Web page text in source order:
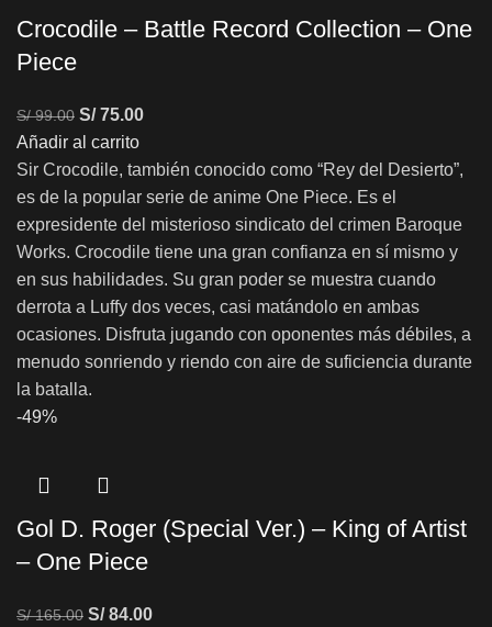
Crocodile – Battle Record Collection – One
Piece
S/99.00 S/75.00
Añadir al carrito
Sir Crocodile, también conocido como “Rey del Desierto”,
es de la popular serie de anime One Piece. Es el
expresidente del misterioso sindicato del crimen Baroque
Works. Crocodile tiene una gran confianza en sí mismo y
en sus habilidades. Su gran poder se muestra cuando
derrota a Luffy dos veces, casi matándolo en ambas
ocasiones. Disfruta jugando con oponentes más débiles, a
menudo sonriendo y riendo con aire de suficiencia durante
la batalla.
-49%
Gol D. Roger (Special Ver.) – King of Artist
– One Piece
S/165.00 S/84.00